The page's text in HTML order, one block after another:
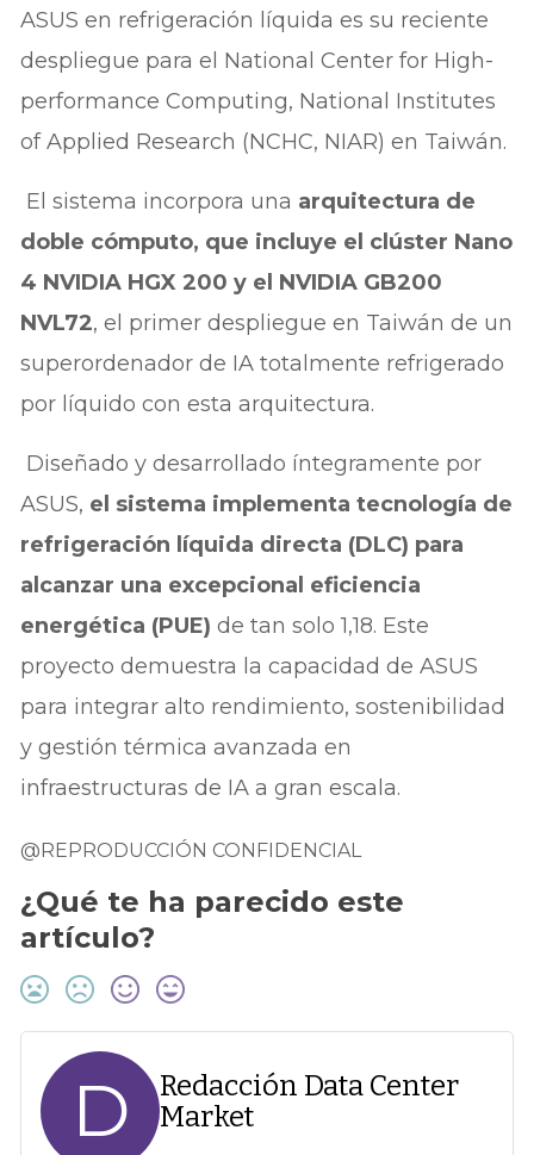
ASUS en refrigeración líquida es su reciente
despliegue para el National Center for High-
performance Computing, National Institutes
of Applied Research (NCHC, NIAR) en Taiwán.
El sistema incorpora una arquitectura de
doble cómputo, que incluye el clúster Nano
4 NVIDIA HGX 200 y el NVIDIA GB200
NVL72, el primer despliegue en Taiwán de un
superordenador de IA totalmente refrigerado
por líquido con esta arquitectura.
Diseñado y desarrollado íntegramente por
ASUS, el sistema implementa tecnología de
refrigeración líquida directa (DLC) para
alcanzar una excepcional eficiencia
energética (PUE) de tan solo 1,18. Este
proyecto demuestra la capacidad de ASUS
para integrar alto rendimiento, sostenibilidad
y gestión térmica avanzada en
infraestructuras de IA a gran escala.
@REPRODUCCIÓN CONFIDENCIAL
¿Qué te ha parecido este
artículo?
D
Redacción Data Center
Market